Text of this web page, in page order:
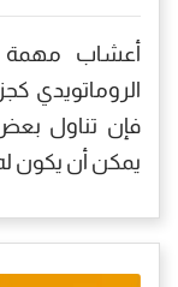
أعشاب مهمة
الروماتويدي
فإن تناول بعض
يمكن أن يكون